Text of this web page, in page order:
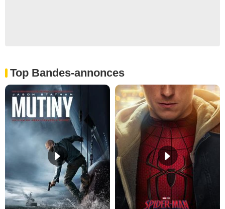
Top Bandes-annonces